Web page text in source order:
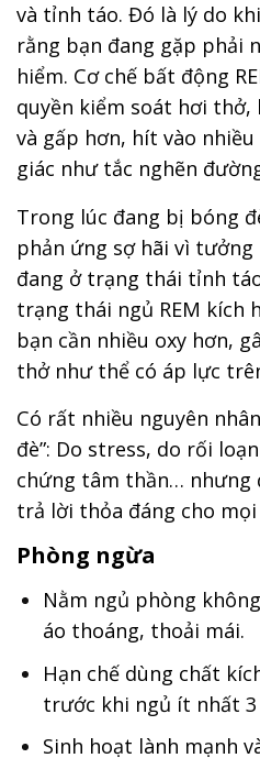
và tỉnh táo. Đó là lý do
rằng bạn đang gặp phải
hiểm. Cơ chế bất động
quyền kiểm soát hơi
và gấp hơn, hít vào nhiều
giác như tắc nghẽn
Trong lúc đang bị bóng
phản ứng sợ hãi vì
đang ở trạng thái tỉnh
trạng thái ngủ REM kích
bạn cần nhiều oxy hơn,
thở như thể có áp lực
Có rất nhiều nguyên
đè”: Do stress, do rối
chứng tâm thần… nhưng
trả lời thỏa đáng cho
Phòng ngừa
Nằm ngủ phòng
áo thoáng, thoải mái.
Hạn chế dùng chất
trước khi ngủ ít nhất
Sinh hoạt lành mạnh